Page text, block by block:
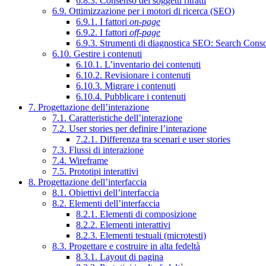
6.9. Ottimizzazione per i motori di ricerca (SEO)
6.9.1. I fattori on-page
6.9.2. I fattori off-page
6.9.3. Strumenti di diagnostica SEO: Search
6.10. Gestire i contenuti
6.10.1. L’inventario dei contenuti
6.10.2. Revisionare i contenuti
6.10.3. Migrare i contenuti
6.10.4. Pubblicare i contenuti
7. Progettazione dell’interazione
7.1. Caratteristiche dell’interazione
7.2. User stories per definire l’interazione
7.2.1. Differenza tra scenari e user stories
7.3. Flussi di interazione
7.4. Wireframe
7.5. Prototipi interattivi
8. Progettazione dell’interfaccia
8.1. Obiettivi dell’interfaccia
8.2. Elementi dell’interfaccia
8.2.1. Elementi di composizione
8.2.2. Elementi interattivi
8.2.3. Elementi testuali (microtesti)
8.3. Progettare e costruire in alta fedeltà
8.3.1. Layout di pagina